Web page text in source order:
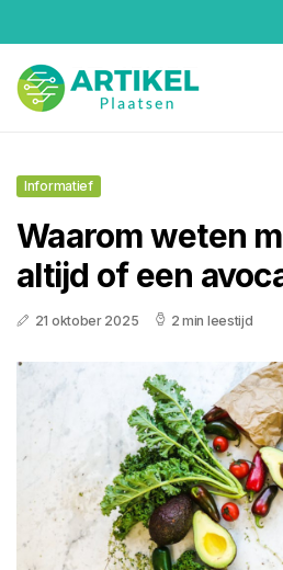
Informatief
Waarom weten
altijd of een
21 oktober 2025 2 min leestijd